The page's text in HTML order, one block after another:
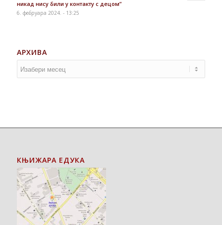
никад нису били у контакту с децом”
6. фебруара 2024. - 13:25
АРХИВА
КЊИЖАРА ЕДУКА